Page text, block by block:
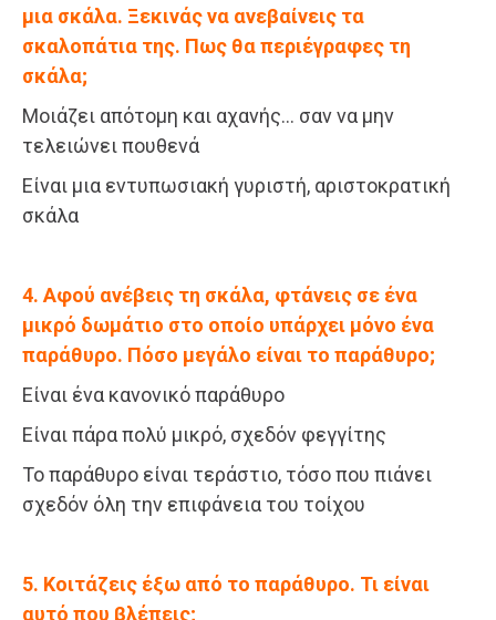
μια σκάλα. Ξεκινάς να ανεβαίνεις τα
σκαλοπάτια της. Πως θα περιέγραφες τη
σκάλα;
Μοιάζει απότομη και αχανής… σαν να μην
τελειώνει πουθενά
Είναι μια εντυπωσιακή γυριστή, αριστοκρατική
σκάλα
4. Αφού ανέβεις τη σκάλα, φτάνεις σε ένα
μικρό δωμάτιο στο οποίο υπάρχει μόνο ένα
παράθυρο. Πόσο μεγάλο είναι το παράθυρο;
Είναι ένα κανονικό παράθυρο
Είναι πάρα πολύ μικρό, σχεδόν φεγγίτης
Το παράθυρο είναι τεράστιο, τόσο που πιάνει
σχεδόν όλη την επιφάνεια του τοίχου
5. Κοιτάζεις έξω από το παράθυρο. Τι είναι
αυτό που βλέπεις;